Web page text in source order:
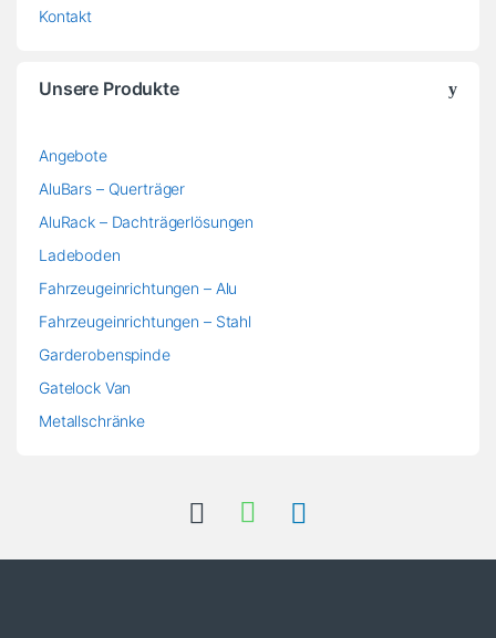
Kontakt
Unsere Produkte
Angebote
AluBars – Querträger
AluRack – Dachträgerlösungen
Ladeboden
Fahrzeugeinrichtungen – Alu
Fahrzeugeinrichtungen – Stahl
Garderobenspinde
Gatelock Van
Metallschränke